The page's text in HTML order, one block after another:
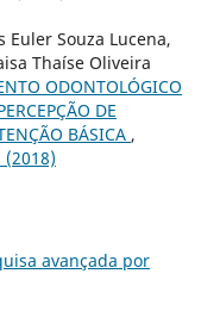
Euler Souza Lucena,
Thaíse Oliveira
ODONTOLÓGICO
DE
BÁSICA ,
(2018)
avançada por